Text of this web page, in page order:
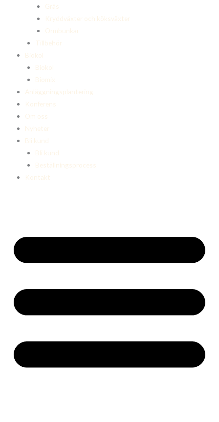
Gräs
Kryddväxter och köksväxter
Ormbunkar
Tillbehör
Biokol
Biokol
Biomix
Anläggningsplantering
Konferens
Om oss
Nyheter
Bli kund
Bli kund
Beställningsprocess
Kontakt